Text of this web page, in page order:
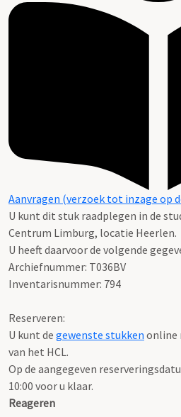
Aanvragen (verzoek tot inzage op
U kunt dit stuk raadplegen in de
Centrum Limburg, locatie Heerlen.
U heeft daarvoor de volgende
Archiefnummer: T036BV
Inventarisnummer: 794
Reserveren:
U kunt de gewenste stukken online
van het HCL.
Op de aangegeven
10:00 voor u klaar.
Reageren